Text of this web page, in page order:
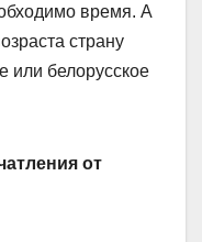
время. А
страну
или белорусское
от